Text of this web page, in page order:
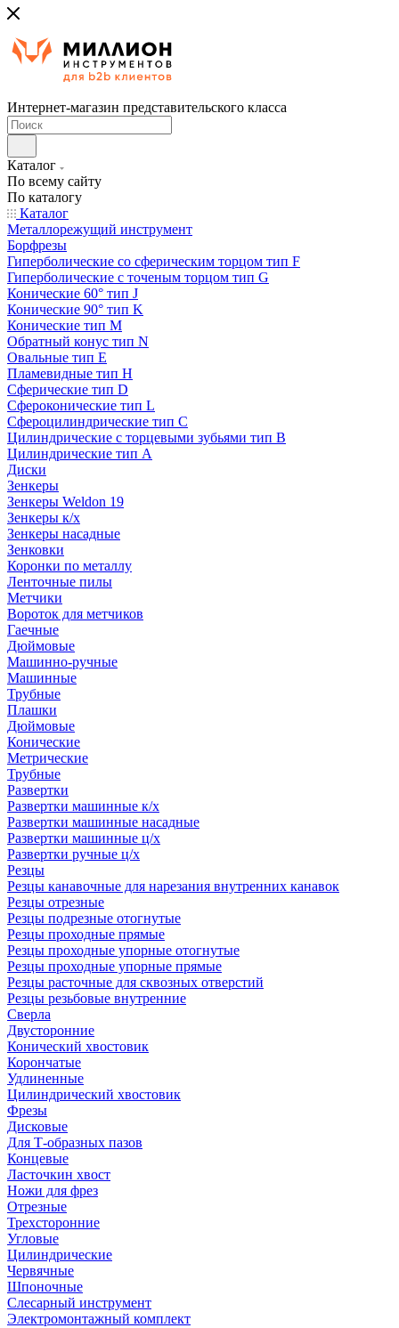
Интернет-магазин представительского класса
Каталог
По всему сайту
По каталогу
Каталог
Металлорежущий инструмент
Борфрезы
Гиперболические cо сферическим торцом тип F
Гиперболические с точеным торцом тип G
Конические 60° тип J
Конические 90° тип K
Конические тип M
Обратный конус тип N
Овальные тип E
Пламевидные тип H
Сферические тип D
Сфероконические тип L
Сфероцилиндрические тип C
Цилиндрические с торцевыми зубьями тип B
Цилиндрические тип А
Диски
Зенкеры
Зенкеры Weldon 19
Зенкеры к/х
Зенкеры насадные
Зенковки
Коронки по металлу
Ленточные пилы
Метчики
Вороток для метчиков
Гаечные
Дюймовые
Машинно-ручные
Машинные
Трубные
Плашки
Дюймовые
Конические
Метрические
Трубные
Развертки
Развертки машинные к/х
Развертки машинные насадные
Развертки машинные ц/х
Развертки ручные ц/х
Резцы
Резцы канавочные для нарезания внутренних канавок
Резцы отрезные
Резцы подрезные отогнутые
Резцы проходные прямые
Резцы проходные упорные отогнутые
Резцы проходные упорные прямые
Резцы расточные для сквозных отверстий
Резцы резьбовые внутренние
Сверла
Двусторонние
Конический хвостовик
Корончатые
Удлиненные
Цилиндрический хвостовик
Фрезы
Дисковые
Для Т-образных пазов
Концевые
Ласточкин хвост
Ножи для фрез
Отрезные
Трехсторонние
Угловые
Цилиндрические
Червячные
Шпоночные
Слесарный инструмент
Электромонтажный комплект